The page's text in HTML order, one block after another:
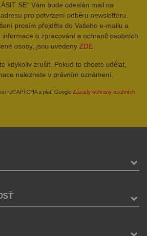
SE“ Vám bude odeslán mail na
pro potvrzení odběru newsletteru.
prosím přejděte do Vašeho e-mailu a
informace o zpracování a ochraně osobních
osoby, jsou uvedeny ZDE
kdykoliv zrušit. Pokud to chcete udělat,
naleznete v právním oznámení.
reCAPTCHA a platí Google Zásady ochrany osobních